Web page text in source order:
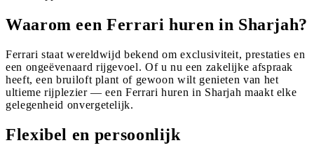
Waarom een Ferrari huren in Sharjah?
Ferrari staat wereldwijd bekend om exclusiviteit, prestaties en
een ongeëvenaard rijgevoel. Of u nu een zakelijke afspraak
heeft, een bruiloft plant of gewoon wilt genieten van het
ultieme rijplezier — een Ferrari huren in Sharjah maakt elke
gelegenheid onvergetelijk.
Flexibel en persoonlijk